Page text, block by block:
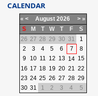
CALENDAR
« < August 2026 > »
S
M T W T F
S
26 27 28 29 30 31
1
2
3 4 5 6 7
8
9
10 11 12 13 14 15
16 17 18 19 20 21 22
23 24 25 26 27 28 29
30 31 1 2 3 4 5